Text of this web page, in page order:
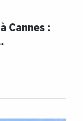
#Sante
Cannes :